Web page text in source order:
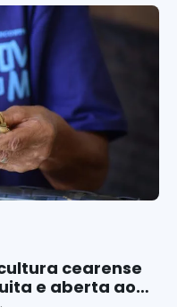
cearense
e aberta ao